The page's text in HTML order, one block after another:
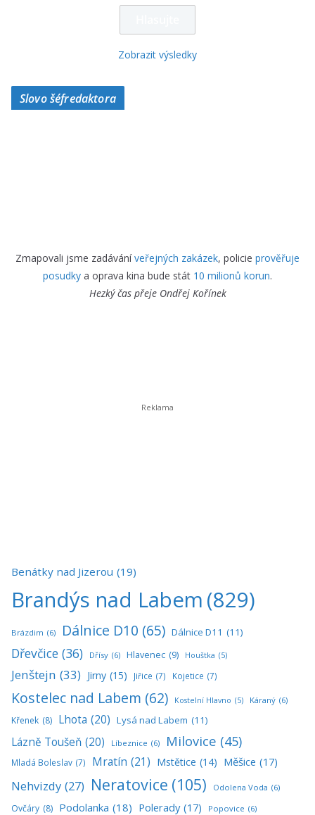
Zobrazit výsledky
Slovo šéfredaktora
Zmapovali jsme zadáváníveřejných zakázek, policie prověřuje
posudky a oprava kina bude stát 10 milionů korun.
Hezký čas přeje Ondřej Kořínek
Benátky nad Jizerou (19)
Brandýs nad Labem (829)
Brázdim (6) Dálnice D10 (65) Dálnice D11 (11)
Dřevčice (36) Dřísy (6) Hlavenec (9) Houštka (5)
Jenštejn (33) Jirny (15) Jiřice (7) Kojetice (7)
Kostelec nad Labem (62) Kostelní Hlavno (5) Káraný (6)
Křenek (8) Lhota (20) Lysá nad Labem (11)
Lázně Toušeň (20) Líbeznice (6) Milovice (45)
Mladá Boleslav (7) Mratín (21) Mstětice (14) Měšice (17)
Nehvizdy (27) Neratovice (105) Odolena Voda (6)
Ovčáry (8) Podolanka (18) Polerady (17) Popovice (6)